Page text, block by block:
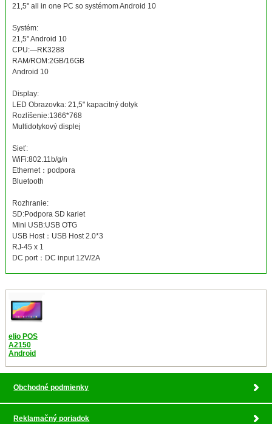
21,5" all in one PC so systémom Android 10
Systém:
21,5" Android 10
CPU:—RK3288
RAM/ROM:2GB/16GB
Android 10
Display:
LED Obrazovka: 21,5" kapacitný dotyk
Rozlíšenie:1366*768
Multidotykový displej
Sieť:
WiFi:802.11b/g/n
Ethernet：podpora
Bluetooth
Rozhranie:
SD:Podpora SD kariet
Mini USB:USB OTG
USB Host：USB Host 2.0*3
RJ-45 x 1
DC port：DC input 12V/2A
elio POS
A2150
Android
Obchodné podmienky
Reklamačný poriadok